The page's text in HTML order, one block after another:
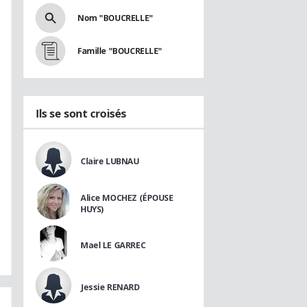
Nom "BOUCRELLE"
Famille "BOUCRELLE"
Ils se sont croisés
Claire LUBNAU
Alice MOCHEZ (ÉPOUSE
HUYS)
Mael LE GARREC
Jessie RENARD